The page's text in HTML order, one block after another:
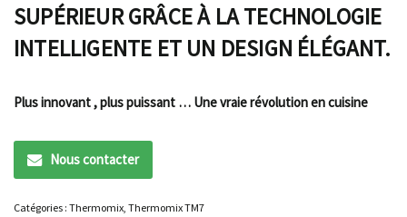
SUPÉRIEUR GRÂCE À LA TECHNOLOGIE
INTELLIGENTE ET UN DESIGN ÉLÉGANT.
Plus innovant , plus puissant … Une vraie révolution en cuisine
Nous contacter
Catégories : Thermomix, Thermomix TM7